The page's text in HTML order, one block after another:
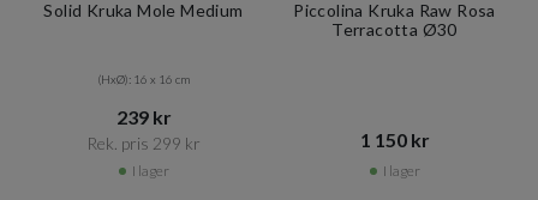
Solid Kruka Mole Medium
(HxØ): 16 x 16 cm
239 kr​​
Rek. pris 299 kr​​
I lager
Piccolina Kruka Raw Rosa
Terracotta Ø30
1 150 kr​​
I lager